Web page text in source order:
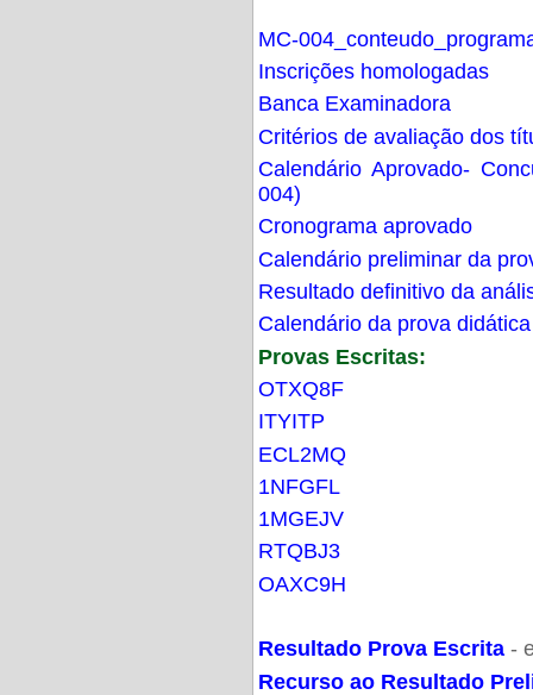
MC-
Inscrições homologadas
Banca Examinadora
Critérios de avaliação dos
Calendário Aprovado-
004)
Cronograma aprovado
Calendário preliminar da
Resultado definitivo da
Calendário da prova didática
Provas Escritas:
OTXQ8F
ITYITP
ECL2MQ
1NFGFL
1MGEJV
RTQBJ3
OAXC9H
Resultado Prova Escrita -
Recurso ao Resultado